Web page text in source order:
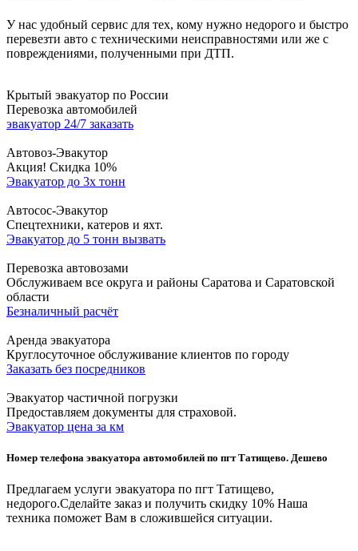
У нас удобный сервис для тех, кому нужно недорого и быстро
перевезти авто с техническими неисправностями или же с
повреждениями, полученными при ДТП.
Крытый эвакуатор по России
Перевозка автомобилей
эвакуатор 24/7 заказать
Автовоз-Эвакутор
Акция! Скидка 10%
Эвакуатор до 3х тонн
Автосос-Эвакутор
Cпецтехники, катеров и яхт.
Эвакуатор до 5 тонн вызвать
Перевозка автовозами
Обслуживаем все округа и районы Саратова и Саратовской
области
Безналичный расчёт
Аренда эвакуатора
Круглосуточное обслуживание клиентов по городу
Заказать без посредников
Эвакуатор частичной погрузки
Предоставляем документы для страховой.
Эвакуатор цена за км
Номер телефона эвакуатора автомобилей по пгт Татищево. Дешево
Предлагаем услуги эвакуатора по пгт Татищево,
недорого.Сделайте заказ и получить скидку 10% Наша
техника поможет Вам в сложившейся ситуации.